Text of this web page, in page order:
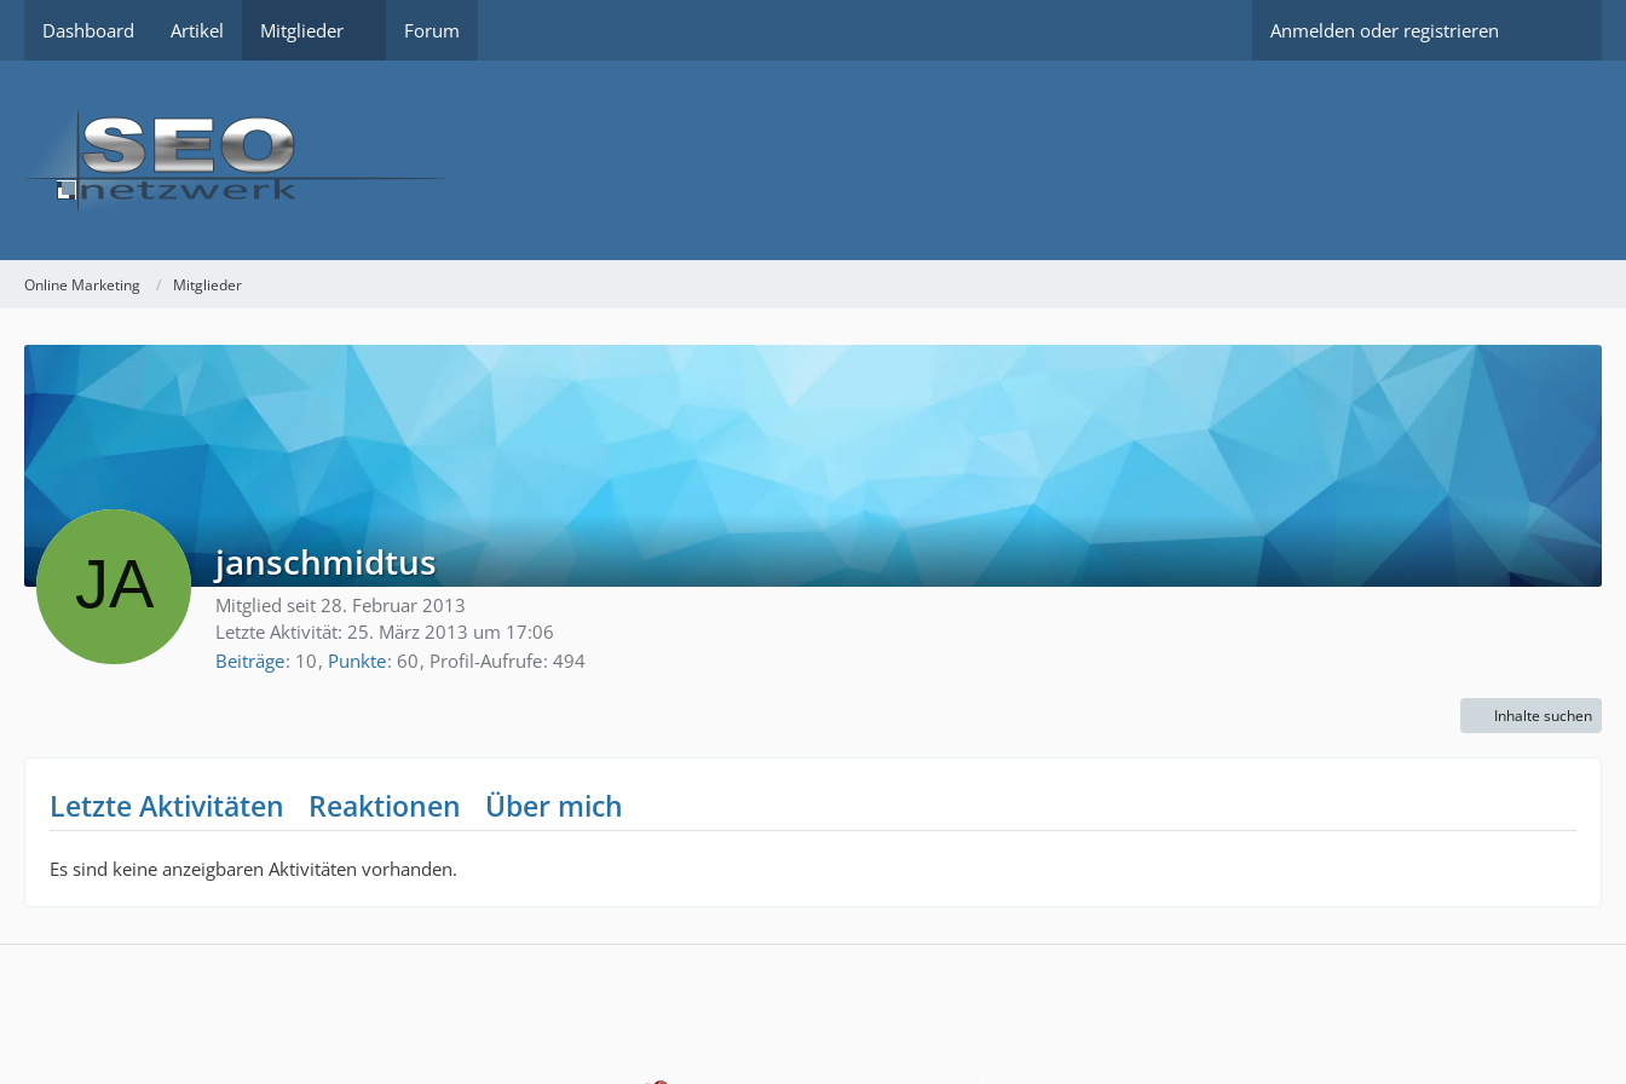
Dashboard Artikel Mitglieder Forum Anmelden oder registrieren
Online Marketing Mitglieder
janschmidtus
Mitglied seit 28. Februar 2013
Letzte Aktivität: 25. März 2013 um 17:06
Beiträge 10 Punkte 60 Profil-Aufrufe 494
Inhalte suchen
Letzte Aktivitäten Reaktionen Über mich
Es sind keine anzeigbaren Aktivitäten vorhanden.